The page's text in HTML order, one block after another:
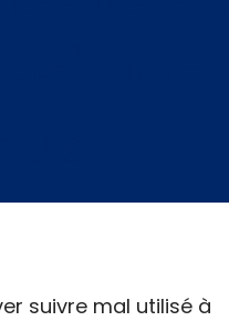
suivre mal utilisé à